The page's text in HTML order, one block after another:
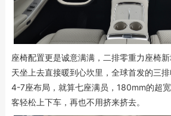
座椅配置更是诚意满满，二排零重力座椅
天坐上去直接暖到心坎里，全球首发的三
4-7座布局，就算七座满员，180mm的超
客轻松上下车，再也不用挤来挤去。